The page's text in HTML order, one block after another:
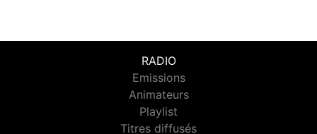
RADIO
Emissions
Animateurs
Playlist
Titres diffusés